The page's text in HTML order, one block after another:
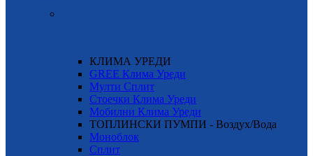
КЛИМА УРЕДИ
GREE Клима Уреди
Мулти Сплит
Стоечки Клима Уреди
Мобилни Клима Уреди
ТОПЛИНСКИ ПУМПИ - Воздух/Вода
Моноблок
Сплит